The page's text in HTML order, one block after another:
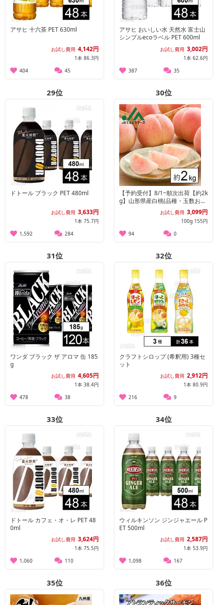
アサヒ 十六茶 PET 630ml
お試し費用 4,142円
1本 86.3円
404
45
アサヒ おいしい水 天然水 富士山
シンプルecoラベル PET 600ml
お試し費用 3,002円
1本 62.6円
387
35
29位
ドトール ブラック PET 480ml
お試し費用 3,633円
1本 75.7円
1,592
284
30位
【予約受付】8/1~順次出荷【約2k
g】山形県産白桃(品種・玉数おま
お試し費用 3,099円
100g 155円
94
0
31位
ワンダ ブラック ザ アロマ 缶 185
g
お試し費用 4,605円
1本 38.4円
478
38
32位
クラフトシロップ (希釈用) 3種セ
ット
お試し費用 2,912円
1本 80.9円
216
9
33位
ドトール カフェ・オ・レ PET 48
0ml
お試し費用 3,624円
1本 75.5円
1,060
110
34位
ウィルキンソン ジンジャエール P
ET 500ml
お試し費用 2,587円
1本 53.9円
1,098
167
35位 36位